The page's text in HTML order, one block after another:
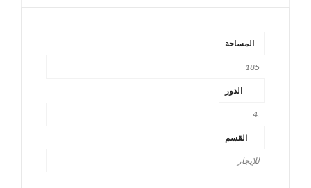
المساحة
185
الدور
القسم
للإيجار